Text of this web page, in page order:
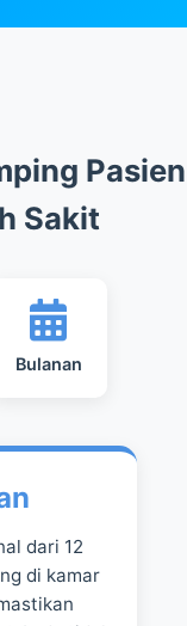
Pasien
Sakit
Bulanan
dari 12
di kamar